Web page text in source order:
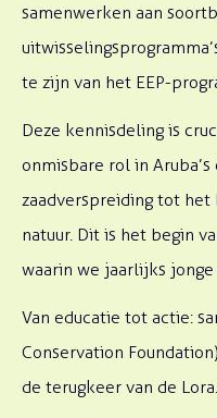
samenwerken aan
te zijn van het EEP-
Deze kennisdeling is
onmisbare rol in
zaadverspreiding tot het
natuur. Dit is het begin
waarin we jaarlijks
Van educatie tot actie:
Conservation
de terugkeer van de Lora.